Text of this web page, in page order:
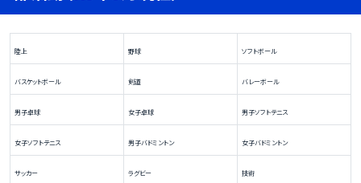
陸上 野球 ソフトボール
バスケットボール 剣道 バレーボール
男子卓球 女子卓球 男子ソフトテニス
女子ソフトテニス 男子バドミントン 女子バドミントン
サッカー ラグビー 技術